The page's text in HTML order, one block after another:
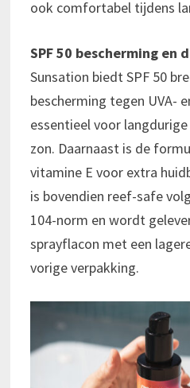
ook comfortabel tijdens
SPF 50 bescherming en
Sunsation biedt SPF 50
bescherming tegen UVA-
essentieel voor
zon. Daarnaast is de
vitamine E voor extra
is bovendien reef-safe
104-norm en wordt
sprayflacon met een
vorige verpakking.